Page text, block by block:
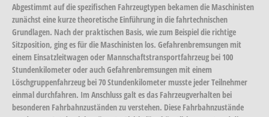
Abgestimmt auf die spezifischen Fahrzeugtypen bekamen die Maschinisten
zunächst eine kurze theoretische Einführung in die fahrtechnischen
Grundlagen. Nach der praktischen Basis, wie zum Beispiel die richtige
Sitzposition, ging es für die Maschinisten los. Gefahrenbremsungen mit
einem Einsatzleitwagen oder Mannschaftstransportfahrzeug bei 100
Stundenkilometer oder auch Gefahrenbremsungen mit einem
Löschgruppenfahrzeug bei 70 Stundenkilometer musste jeder Teilnehmer
einmal durchfahren. Im Anschluss galt es das Fahrzeugverhalten bei
besonderen Fahrbahnzuständen zu verstehen. Diese Fahrbahnzustände